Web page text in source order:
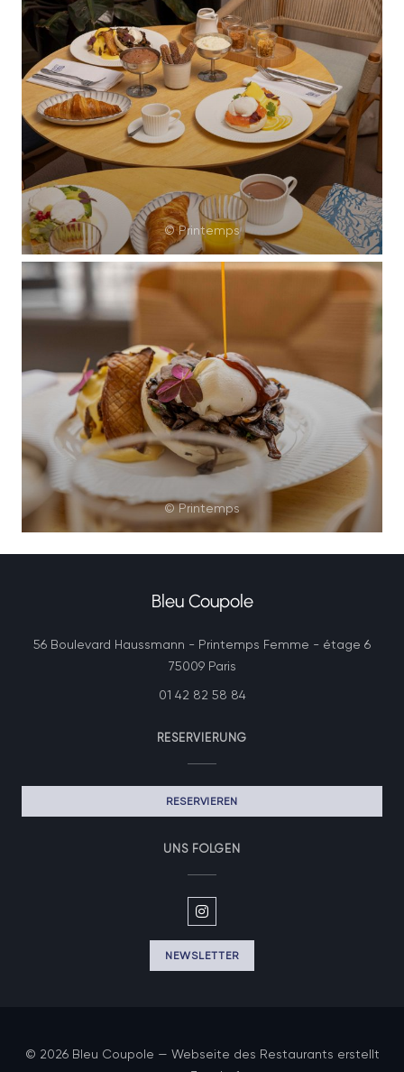
© Printemps
© Printemps
Bleu Coupole
56 Boulevard Haussmann - Printemps Femme - étage 6
75009 Paris((öffnet ein neues Fenster))
01 42 82 58 84
RESERVIERUNG
RESERVIEREN
UNS FOLGEN
Instagram ((öffnet ein neues
NEWSLETTER
© 2026 Bleu Coupole — Webseite des Restaurants erstellt